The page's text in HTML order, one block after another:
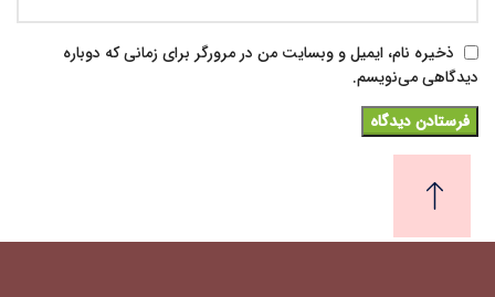
ذخیره نام، ایمیل و وبسایت من در مرورگر برای زمانی که دوباره
دیدگاهی می‌نویسم.